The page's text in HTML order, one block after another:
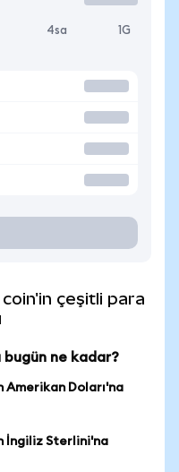
4sa 1G
çeşitli para
bugün ne kadar?
Doları'na
İngiliz Sterlini'na